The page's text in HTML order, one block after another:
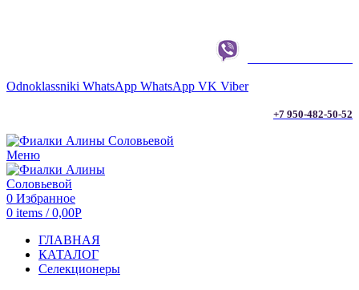
Odnoklassniki WhatsApp WhatsApp VK Viber
+7 950-482-50-52
Меню
0 Избранное
0 items / 0,00Р
ГЛАВНАЯ
КАТАЛОГ
Селекционеры